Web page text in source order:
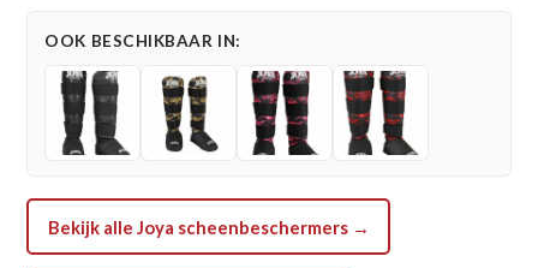
Blauw
aantal
OOK BESCHIKBAAR IN:
Bekijk alle Joya scheenbeschermers →